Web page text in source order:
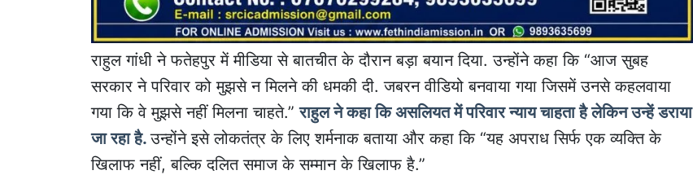
राहुल गांधी ने फतेहपुर में मीडिया से बातचीत के दौरान बड़ा बयान दिया. उन्होंने कहा कि “आज सुबह
सरकार ने परिवार को मुझसे न मिलने की धमकी दी. जबरन वीडियो बनवाया गया जिसमें उनसे कहलवाया
गया कि वे मुझसे नहीं मिलना चाहते.”राहुल ने कहा कि असलियत में परिवार न्याय चाहता है लेकिन उन्हें डराया
जा रहा है.उन्होंने इसे लोकतंत्र के लिए शर्मनाक बताया और कहा कि “यह अपराध सिर्फ एक व्यक्ति के
खिलाफ नहीं, बल्कि दलित समाज के सम्मान के खिलाफ है.”